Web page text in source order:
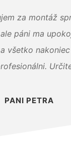
za montáž
páni ma
všetko
PANI PETRA